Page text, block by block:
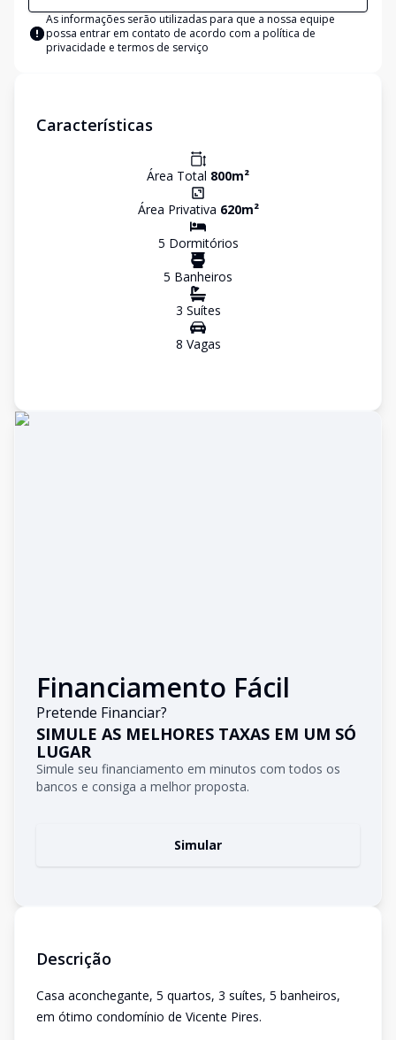
As informações serão utilizadas para que a nossa equipe
possa entrar em contato de acordo com a política de
privacidade e termos de serviço
Características
Área Total 800m²
Área Privativa 620m²
5 Dormitórios
5 Banheiros
3 Suítes
8 Vagas
Financiamento Fácil
Pretende Financiar?
SIMULE AS MELHORES TAXAS EM UM SÓ
LUGAR
Simule seu financiamento em minutos com todos os
bancos e consiga a melhor proposta.
Simular
Descrição
Casa aconchegante, 5 quartos, 3 suítes, 5 banheiros,
em ótimo condomínio de Vicente Pires.